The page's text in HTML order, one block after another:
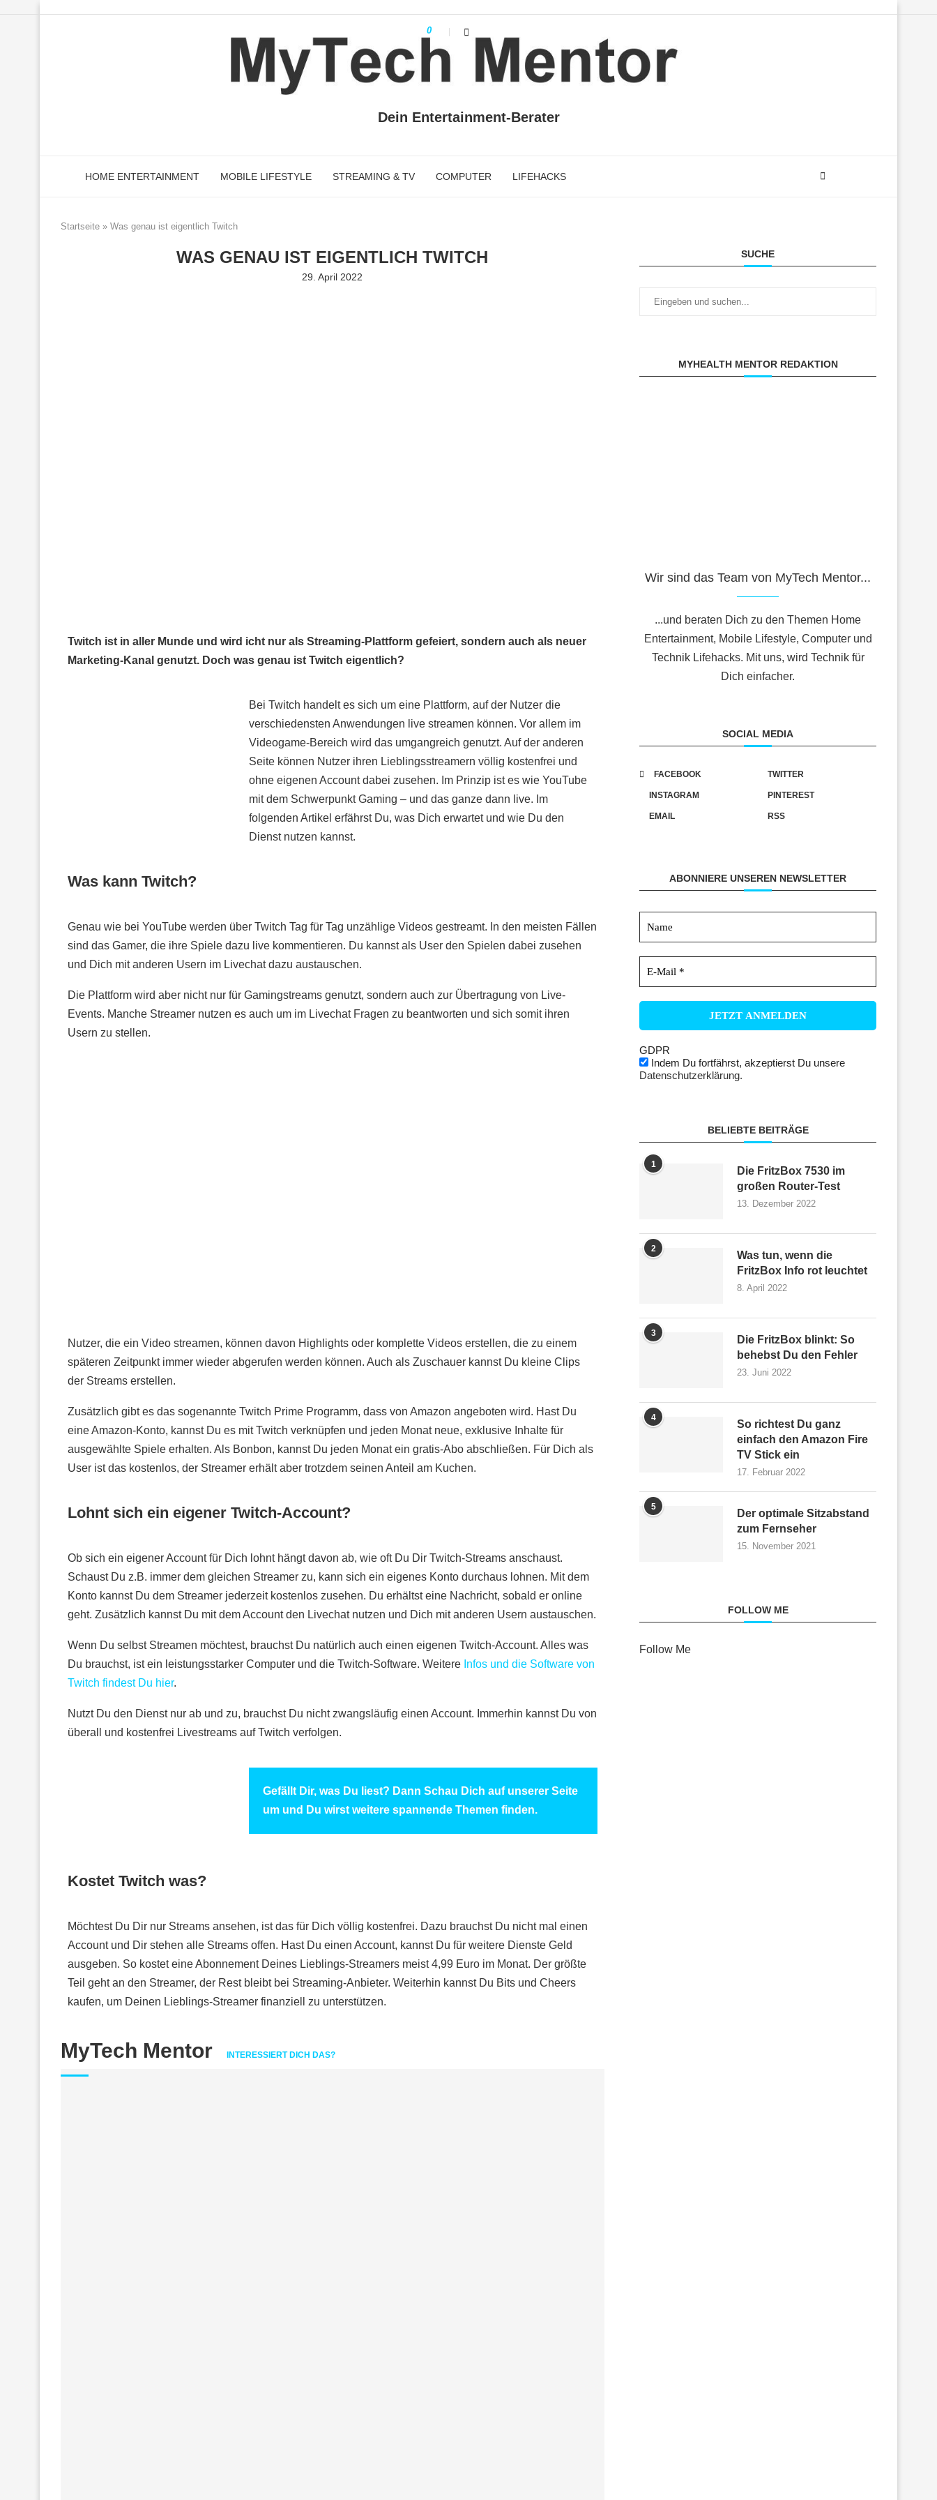
Dein Entertainment-Berater
HOME ENTERTAINMENT MOBILE LIFESTYLE STREAMING & TV COMPUTER LIFEHACKS
Startseite » Was genau ist eigentlich Twitch
WAS GENAU IST EIGENTLICH TWITCH
29. April 2022
Twitch ist in aller Munde und wird icht nur als Streaming-Plattform gefeiert, sondern auch als neuer
Marketing-Kanal genutzt. Doch was genau ist Twitch eigentlich?
Bei Twitch handelt es sich um eine Plattform, auf der Nutzer die
verschiedensten Anwendungen live streamen können. Vor allem im
Videogame-Bereich wird das umgangreich genutzt. Auf der anderen
Seite können Nutzer ihren Lieblingsstreamern völlig kostenfrei und
ohne eigenen Account dabei zusehen. Im Prinzip ist es wie YouTube
mit dem Schwerpunkt Gaming – und das ganze dann live. Im
folgenden Artikel erfährst Du, was Dich erwartet und wie Du den
Dienst nutzen kannst.
Was kann Twitch?
Genau wie bei YouTube werden über Twitch Tag für Tag unzählige Videos gestreamt. In den meisten Fällen
sind das Gamer, die ihre Spiele dazu live kommentieren. Du kannst als User den Spielen dabei zusehen
und Dich mit anderen Usern im Livechat dazu austauschen.
Die Plattform wird aber nicht nur für Gamingstreams genutzt, sondern auch zur Übertragung von Live-
Events. Manche Streamer nutzen es auch um im Livechat Fragen zu beantworten und sich somit ihren
Usern zu stellen.
Nutzer, die ein Video streamen, können davon Highlights oder komplette Videos erstellen, die zu einem
späteren Zeitpunkt immer wieder abgerufen werden können. Auch als Zuschauer kannst Du kleine Clips
der Streams erstellen.
Zusätzlich gibt es das sogenannte Twitch Prime Programm, dass von Amazon angeboten wird. Hast Du
eine Amazon-Konto, kannst Du es mit Twitch verknüpfen und jeden Monat neue, exklusive Inhalte für
ausgewählte Spiele erhalten. Als Bonbon, kannst Du jeden Monat ein gratis-Abo abschließen. Für Dich als
User ist das kostenlos, der Streamer erhält aber trotzdem seinen Anteil am Kuchen.
Lohnt sich ein eigener Twitch-Account?
Ob sich ein eigener Account für Dich lohnt hängt davon ab, wie oft Du Dir Twitch-Streams anschaust.
Schaust Du z.B. immer dem gleichen Streamer zu, kann sich ein eigenes Konto durchaus lohnen. Mit dem
Konto kannst Du dem Streamer jederzeit kostenlos zusehen. Du erhältst eine Nachricht, sobald er online
geht. Zusätzlich kannst Du mit dem Account den Livechat nutzen und Dich mit anderen Usern austauschen.
Wenn Du selbst Streamen möchtest, brauchst Du natürlich auch einen eigenen Twitch-Account. Alles was
Du brauchst, ist ein leistungsstarker Computer und die Twitch-Software. Weitere Infos und die Software von
Twitch findest Du hier.
Nutzt Du den Dienst nur ab und zu, brauchst Du nicht zwangsläufig einen Account. Immerhin kannst Du von
überall und kostenfrei Livestreams auf Twitch verfolgen.
Gefällt Dir, was Du liest? Dann Schau Dich auf unserer Seite
um und Du wirst weitere spannende Themen finden.
Kostet Twitch was?
Möchtest Du Dir nur Streams ansehen, ist das für Dich völlig kostenfrei. Dazu brauchst Du nicht mal einen
Account und Dir stehen alle Streams offen. Hast Du einen Account, kannst Du für weitere Dienste Geld
ausgeben. So kostet eine Abonnement Deines Lieblings-Streamers meist 4,99 Euro im Monat. Der größte
Teil geht an den Streamer, der Rest bleibt bei Streaming-Anbieter. Weiterhin kannst Du Bits und Cheers
kaufen, um Deinen Lieblings-Streamer finanziell zu unterstützen.
MyTech Mentor INTERESSIERT DICH DAS?
0
SUCHE
MYHEALTH MENTOR REDAKTION
Wir sind das Team von MyTech Mentor...
...und beraten Dich zu den Themen Home
Entertainment, Mobile Lifestyle, Computer und
Technik Lifehacks. Mit uns, wird Technik für
Dich einfacher.
SOCIAL MEDIA
FACEBOOK TWITTER
INSTAGRAM PINTEREST
EMAIL RSS
ABONNIERE UNSEREN NEWSLETTER
GDPR
Indem Du fortfährst, akzeptierst Du unsere
Datenschutzerklärung.
BELIEBTE BEITRÄGE
1
Die FritzBox 7530 im
großen Router-Test
13. Dezember 2022
2
Was tun, wenn die
FritzBox Info rot leuchtet
8. April 2022
3
Die FritzBox blinkt: So
behebst Du den Fehler
23. Juni 2022
4
So richtest Du ganz
einfach den Amazon Fire
TV Stick ein
17. Februar 2022
5
Der optimale Sitzabstand
zum Fernseher
15. November 2021
FOLLOW ME
Follow Me